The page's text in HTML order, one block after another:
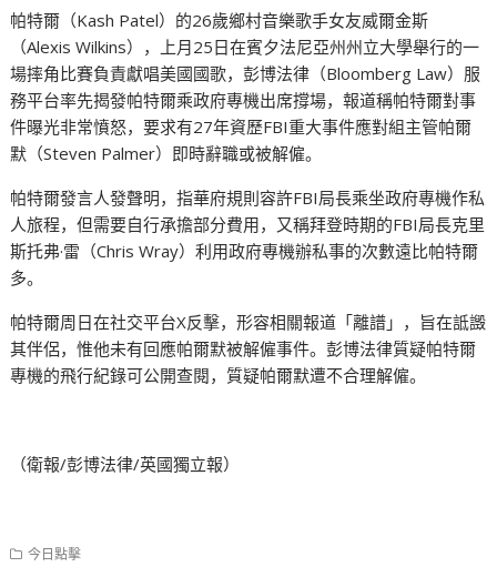
帕特爾（Kash Patel）的26歲鄉村音樂歌手女友威爾金斯
（Alexis Wilkins），上月25日在賓夕法尼亞州州立大學舉行的一
場摔角比賽負責獻唱美國國歌，彭博法律（Bloomberg Law）服
務平台率先揭發帕特爾乘政府專機出席撐場，報道稱帕特爾對事
件曝光非常憤怒，要求有27年資歷FBI重大事件應對組主管帕爾
默（Steven Palmer）即時辭職或被解僱。
帕特爾發言人發聲明，指華府規則容許FBI局長乘坐政府專機作私
人旅程，但需要自行承擔部分費用，又稱拜登時期的FBI局長克里
斯托弗·雷（Chris Wray）利用政府專機辦私事的次數遠比帕特爾
多。
帕特爾周日在社交平台X反擊，形容相關報道「離譜」，旨在詆譭
其伴侶，惟他未有回應帕爾默被解僱事件。彭博法律質疑帕特爾
專機的飛行紀錄可公開查閱，質疑帕爾默遭不合理解僱。
（衛報/彭博法律/英國獨立報）
今日點擊